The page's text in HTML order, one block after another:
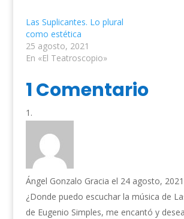
Las Suplicantes. Lo plural
como estética
25 agosto, 2021
En «El Teatroscopio»
1 Comentario
Ángel Gonzalo Gracia el 24 agosto,
¿Donde puedo escuchar la música de
de Eugenio Simples, me encantó y